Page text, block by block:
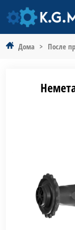
Дома > После